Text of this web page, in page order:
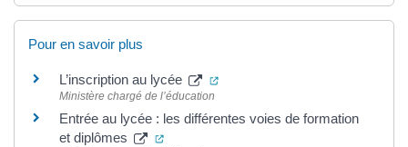
Pour en savoir plus
L’inscription au lycée (ouverture dans un nouvel
Ministère chargé de l’éducation
Entrée au lycée : les différentes voies de formation
et diplômes
(ouverture dans un nouvel onglet)